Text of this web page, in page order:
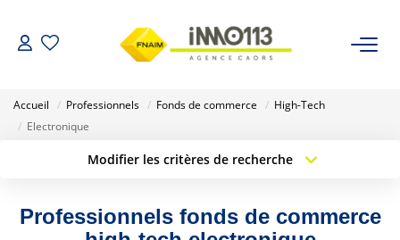
Accueil Professionnels Fonds de commerce
High-Tech
Electronique
Modifier les critères de recherche
Type de transaction Localisation
Sélectionnez...
Type de bien
Surface min
Professionnels fonds de commerce